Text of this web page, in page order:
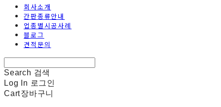
회사소개
간판종류안내
업종별시공사례
블로그
견적문의
Search 검색
Log In 로그인
Cart장바구니